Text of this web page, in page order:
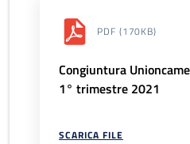
PDF (170KB)
Congiuntura
1° trimestre 2021
SCARICA FILE